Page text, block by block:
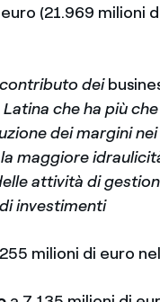
(21.969 milioni
dei
che ha più
dei margini
maggiore
attività di
investimenti
milioni di euro